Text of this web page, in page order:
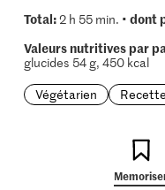
Total:2 h 55 min. • dont
Valeurs nutritives par
glucides 54 g, 450 kcal
Végétarien